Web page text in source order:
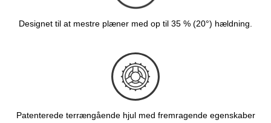
Designet til at mestre plæner med op til 35 % (20°) hældning.
Patenterede terrængående hjul med fremragende egenskaber